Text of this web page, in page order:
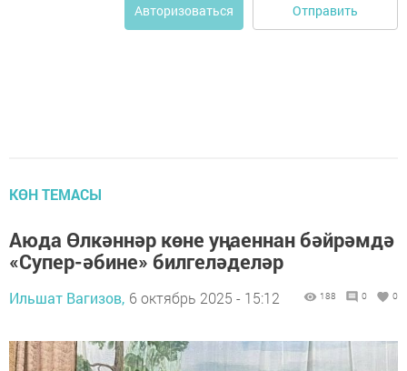
Авторизоваться Отправить
КӨН ТЕМАСЫ
Аюда Өлкәннәр көне уңаеннан бәйрәмдә
«Супер-әбине» билгеләделәр
Ильшат Вагизов, 6 октябрь 2025 - 15:12 188 0 0